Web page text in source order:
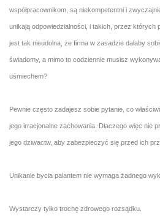
współpracownikom, są niekompetentni i
unikają odpowiedzialności, i takich, przez których
jest tak nieudolna, że firma w zasadzie dałaby
świadomy, a mimo to codziennie musisz
uśmiechem?
Pewnie często zadajesz sobie pytanie, co
jego irracjonalne zachowania. Dlaczego więc nie
jego dziwactw, aby zabezpieczyć się przed ich
Unikanie bycia palantem nie wymaga żadnego
Wystarczy tylko trochę zdrowego rozsądku.